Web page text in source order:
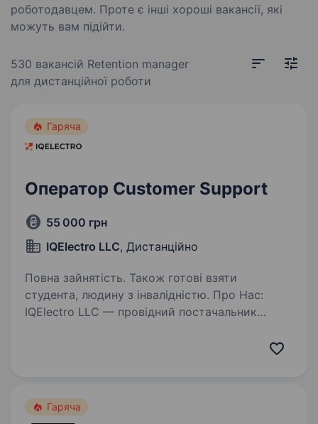
роботодавцем. Проте є інші хороші вакансії, які
можуть вам підійти.
530 вакансій Retention manager
для дистанційної роботи
Гаряча
Оператор Customer Support
55 000 грн
IQElectro LLC, Дистанційно
Повна зайнятість. Також готові взяти
студента, людину з інвалідністю. Про Нас:
IQElectro LLC — провідний постачальник
електричні дроти, кабелі…
Гаряча